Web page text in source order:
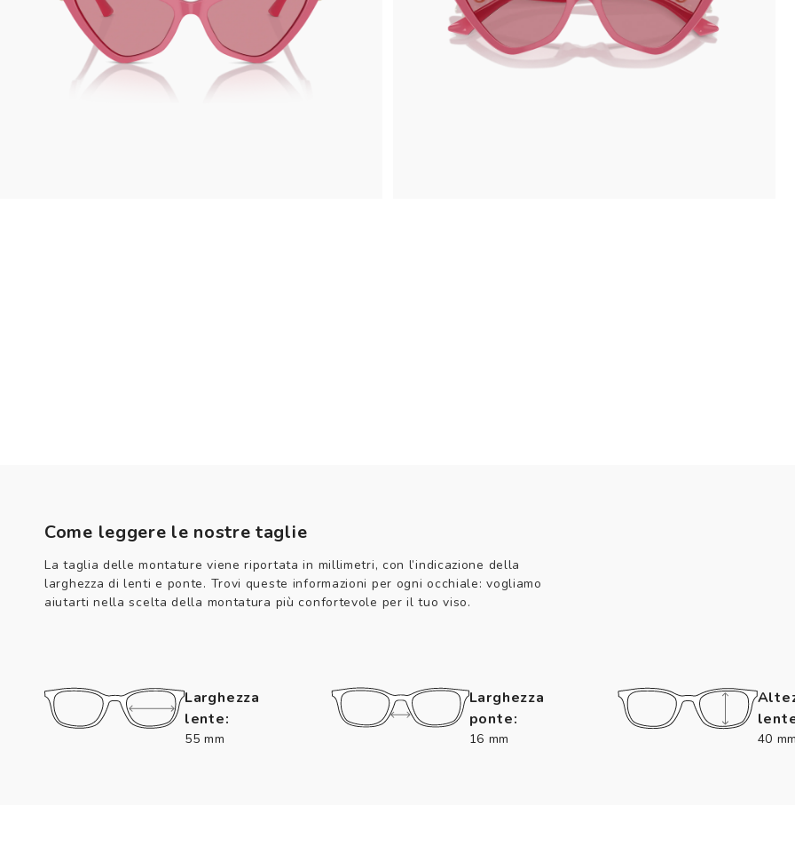
Come leggere le nostre taglie
La taglia delle montature viene riportata in millimetri, con l’indicazione della
larghezza di lenti e ponte. Trovi queste informazioni per ogni occhiale: vogliamo
aiutarti nella scelta della montatura più confortevole per il tuo viso.
Larghezza
lente:
55 mm
Larghezza
ponte:
16 mm 40